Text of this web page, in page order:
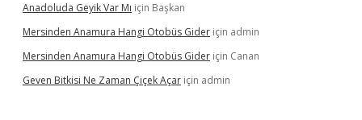
Anadoluda Geyik Var Mı için Başkan
Mersinden Anamura Hangi Otobüs Gider için admin
Mersinden Anamura Hangi Otobüs Gider için Canan
Geven Bitkisi Ne Zaman Çiçek Açar için admin